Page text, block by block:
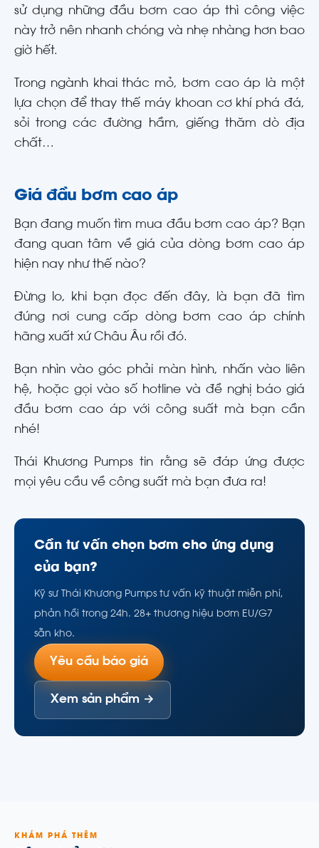
sử dụng những đầu bơm cao áp thì công việc
này trở nên nhanh chóng và nhẹ nhàng hơn bao
giờ hết.
Trong ngành khai thác mỏ, bơm cao áp là một
lựa chọn để thay thế máy khoan cơ khí phá đá,
sỏi trong các đường hầm, giếng thăm dò địa
chất…
Giá đầu bơm cao áp
Bạn đang muốn tìm mua đầu bơm cao áp? Bạn
đang quan tâm về giá của dòng bơm cao áp
hiện nay như thế nào?
Đừng lo, khi bạn đọc đến đây, là bạn đã tìm
đúng nơi cung cấp dòng bơm cao áp chính
hãng xuất xứ Châu Âu rồi đó.
Bạn nhìn vào góc phải màn hình, nhấn vào liên
hệ, hoặc gọi vào số hotline và đề nghị báo giá
đầu bơm cao áp với công suất mà bạn cần
nhé!
Thái Khương Pumps tin rằng sẽ đáp ứng được
mọi yêu cầu về công suất mà bạn đưa ra!
Cần tư vấn chọn bơm cho ứng dụng
của bạn?
Kỹ sư Thái Khương Pumps tư vấn kỹ thuật miễn phí,
phản hồi trong 24h. 28+ thương hiệu bơm EU/G7
sẵn kho.
Yêu cầu báo giá
Xem sản phẩm →
KHÁM PHÁ THÊM